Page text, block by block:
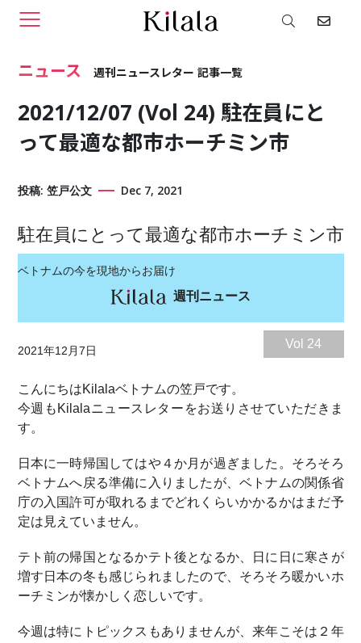
ニュース 週刊ニュースレター
2021/12/07 (Vol 24) 駐在員にと
って最適な都市ホーチミン市
投稿: 笠戸公文 Dec 7, 2021
駐在員にとって最適な都市ホーチミン市
ベトナムの今を現地からお届け
週刊ニュース
2021年12月7日 Vol 24
こんにちはKilalaベトナムの笠戸です。
今週もKilalaニュースレターをお送りさせていただきま
す。
日本に一時帰国してはや４か月が過ぎました。そろそろ
ベトナムへ戻る準備に入りましたが、ベトナムの関係省
庁の入国許可が取れるまでどれくらいかかるかはまだ予
定は見えていません。
テト前の帰国となるかテト後となるか、日に日に寒さが
増す日本の冬も感じられましたので、そろそろ暖かいホ
ーチミンが懐かしく恋しいです。
今週は特にトピックスもありませんが、来年こそは２年